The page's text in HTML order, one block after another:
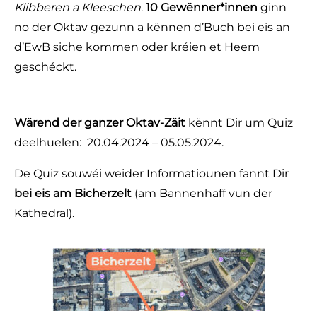
Klibberen a Kleeschen. 10 Gewënner*innen ginn
no der Oktav gezunn a kënnen d’Buch bei eis an
d’EwB siche kommen oder kréien et Heem
geschéckt.
Wärend der ganzer Oktav-Zäit kënnt Dir um Quiz
deelhuelen: 20.04.2024 – 05.05.2024.
De Quiz souwéi weider Informatiounen fannt Dir
bei eis am Bicherzelt (am Bannenhaff vun der
Kathedral).